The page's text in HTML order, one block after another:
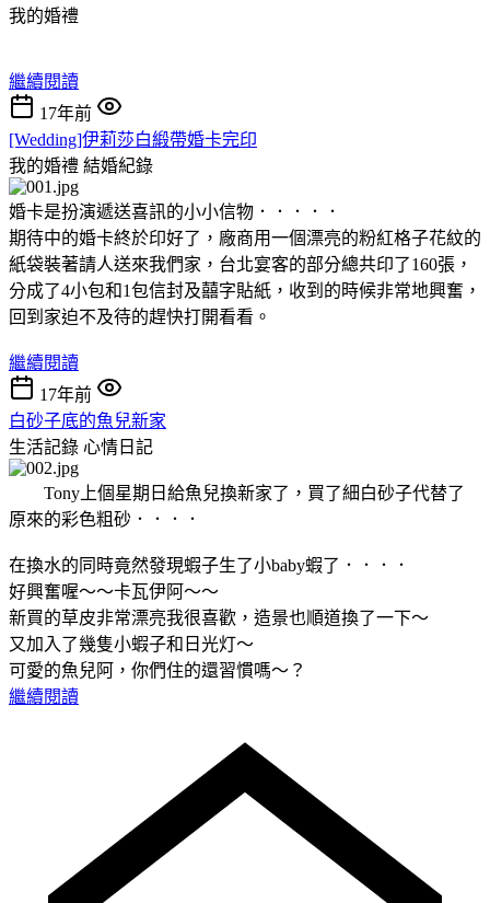
我的婚禮
繼續閱讀
17年前
[Wedding]伊莉莎白緞帶婚卡完印
我的婚禮 結婚紀錄
婚卡是扮演遞送喜訊的小小信物．．．．．
期待中的婚卡終於印好了，廠商用一個漂亮的粉紅格子花紋的
紙袋裝著請人送來我們家，台北宴客的部分總共印了160張，
分成了4小包和1包信封及囍字貼紙，收到的時候非常地興奮，
回到家迫不及待的趕快打開看看。
繼續閱讀
17年前
白砂子底的魚兒新家
生活記錄 心情日記
Tony上個星期日給魚兒換新家了，買了細白砂子代替了
原來的彩色粗砂．．．．
在換水的同時竟然發現蝦子生了小baby蝦了．．．．
好興奮喔～～卡瓦伊阿～～
新買的草皮非常漂亮我很喜歡，造景也順道換了一下～
又加入了幾隻小蝦子和日光灯～
可愛的魚兒阿，你們住的還習慣嗎～？
繼續閱讀